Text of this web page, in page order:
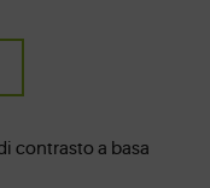
contrasto a basa